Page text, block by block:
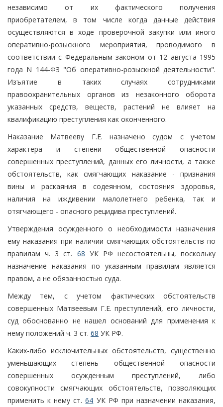
независимо от их фактического получения
приобретателем, в том числе когда данные действия
осуществляются в ходе проверочной закупки или иного
оперативно-розыскного мероприятия, проводимого в
соответствии с Федеральным законом от 12 августа 1995
года N 144-ФЗ "Об оперативно-розыскной деятельности".
Изъятие в таких случаях сотрудниками
правоохранительных органов из незаконного оборота
указанных средств, веществ, растений не влияет на
квалификацию преступления как оконченного.
Наказание Матвееву Г.Е. назначено судом с учетом
характера и степени общественной опасности
совершенных преступлений, данных его личности, а также
обстоятельств, как смягчающих наказание - признания
вины и раскаяния в содеянном, состояния здоровья,
наличия на иждивении малолетнего ребенка, так и
отягчающего - опасного рецидива преступлений.
Утверждения осужденного о необходимости назначения
ему наказания при наличии смягчающих обстоятельств по
правилам ч. 3 ст. 68 УК РФ несостоятельны, поскольку
назначение наказания по указанным правилам является
правом, а не обязанностью суда.
Между тем, с учетом фактических обстоятельств
совершенных Матвеевым Г.Е. преступлений, его личности,
суд обоснованно не нашел оснований для применения к
нему положений ч. 3 ст. 68 УК РФ.
Каких-либо исключительных обстоятельств, существенно
уменьшающих степень общественной опасности
совершенных осужденным преступлений, либо
совокупности смягчающих обстоятельств, позволяющих
применить к нему ст.64 УК РФ при назначении наказания,